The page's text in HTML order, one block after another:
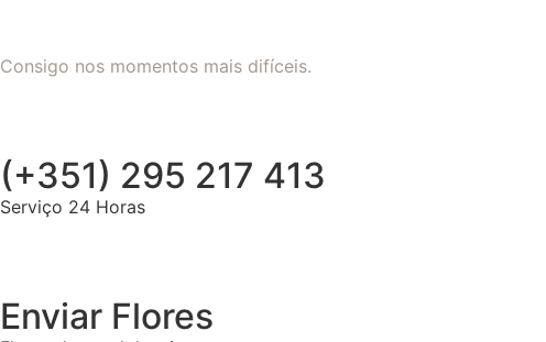
Consigo nos momentos mais difíceis.
(+351) 295 217 413
Serviço 24 Horas
Enviar Flores